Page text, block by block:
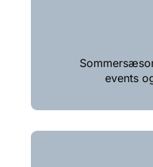
events